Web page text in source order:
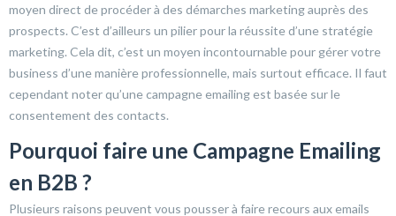
moyen direct de procéder à des démarches marketing auprès des
prospects. C’est d’ailleurs un pilier pour la réussite d’une stratégie
marketing. Cela dit, c’est un moyen incontournable pour gérer votre
business d’une manière professionnelle, mais surtout efficace. Il faut
cependant noter qu’une campagne emailing est basée sur le
consentement des contacts.
Pourquoi faire une Campagne Emailing
en B2B ?
Plusieurs raisons peuvent vous pousser à faire recours aux emails